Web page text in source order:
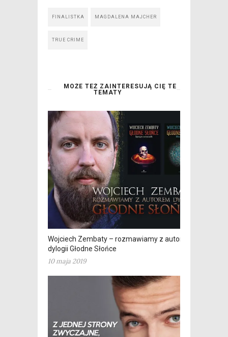
FINALISTKA MAGDALENA MAJCHER
TRUE CRIME
MOŻE TEŻ ZAINTERESUJĄ CIĘ TE
TEMATY
Wojciech Zembaty – rozmawiamy z autorem
dylogii Głodne Słońce
10 maja 2019